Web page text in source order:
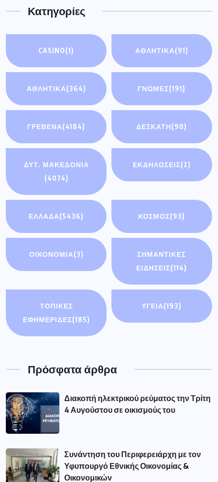
Κατηγορίες
CASINO(1) ΑΘΛΗΤΙΚΆ(91)
ΑΘΛΗΤΙΚΑ(364) ΓΝΩΜΕΣ(191)
ΓΡΕΒΕΝΑ(4184) ΔΕΣΚΑΤΗ(90)
ΔΥΤ. ΜΑΚΕΔΟΝΙΑ
(4074)
ΕΚΔΗΛΩΣΕΙΣ(2)
ΕΛΛΑΔΑ(5436) ΚΟΣΜΟΣ(93)
ΟΙΚΟΝΟΜΊΑ(3)
ΣΗΜΑΝΤΙΚΈΣ
ΕΙΔΉΣΕΙΣ(114)
ΤΟΠΙΚΕΣ
ΕΦΗΜΕΡΙΔΕΣ(185)
ΥΓΕΙΑ(193)
Πρόσφατα άρθρα
Διακοπή ηλεκτρικού ρεύματος την Τρίτη
4 Αυγούστου σε οικισμούς του
Συνάντηση του Περιφερειάρχη με τον
Υφυπουργό Εθνικής Οικονομίας &
Οικονομικών